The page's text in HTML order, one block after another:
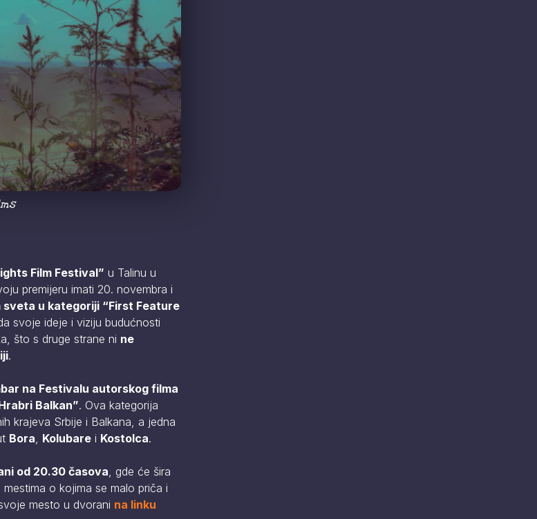
Film Festival” u Talinu u
premijeru imati 20. novembra i
sveta u kategoriji “First Feature
svoje ideje i viziju budućnosti
što s druge strane ni ne
.
na Festivalu autorskog filma
Balkan”. Ova kategorija
krajeva Srbije i Balkana, a jedna
Bora, Kolubare i Kostolca.
od 20.30 časova, gde će šira
o kojima se malo priča i
mesto u dvorani na linku